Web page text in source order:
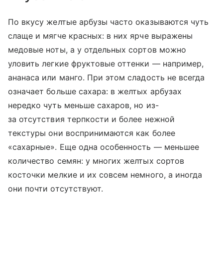
По вкусу желтые арбузы часто оказываются чуть
слаще и мягче красных: в них ярче выражены
медовые ноты, а у отдельных сортов можно
уловить легкие фруктовые оттенки — например,
ананаса или манго. При этом сладость не всегда
означает больше сахара: в желтых арбузах
нередко чуть меньше сахаров, но из-
за отсутствия терпкости и более нежной
текстуры они воспринимаются как более
«сахарные». Еще одна особенность — меньшее
количество семян: у многих желтых сортов
косточки мелкие и их совсем немного, а иногда
они почти отсутствуют.